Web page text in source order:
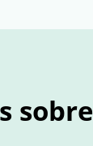
sobre